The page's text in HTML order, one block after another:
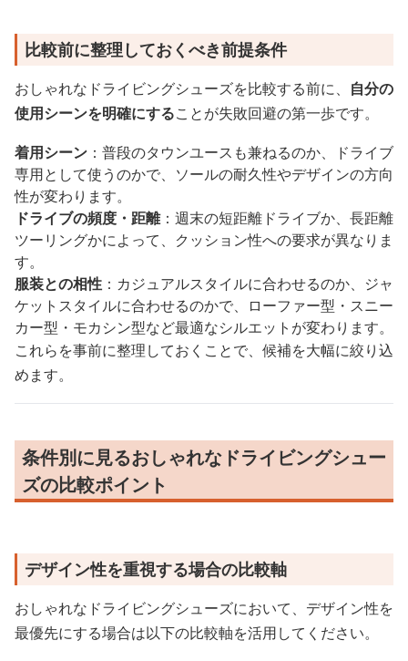
比較前に整理しておくべき前提条件
おしゃれなドライビングシューズを比較する前に、 自分の
使用シーンを明確にすることが失敗回避の第一歩です。
着用シーン ：普段のタウンユースも兼ねるのか、ドライブ
専用として使うのかで、ソールの耐久性やデザインの方向
性が変わります。
ドライブの頻度・距離：週末の短距離ドライブか、長距離
ツーリングかによって、クッション性への要求が異なりま
す。
服装との相性 ：カジュアルスタイルに合わせるのか、ジャ
ケットスタイルに合わせるのかで、ローファー型・スニー
カー型・モカシン型など最適なシルエットが変わります。
これらを事前に整理しておくことで、候補を大幅に絞り込
めます。
条件別に見るおしゃれなドライビングシュー
ズの比較ポイント
デザイン性を重視する場合の比較軸
おしゃれなドライビングシューズにおいて、デザイン性を
最優先にする場合は以下の比較軸を活用してください。